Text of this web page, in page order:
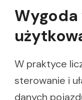
W praktyce
sterowanie i
danych